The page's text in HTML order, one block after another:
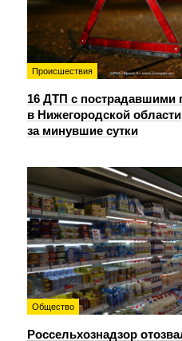
Происшествия
16 ДТП с пострадавшими
в Нижегородской области
за минувшие сутки
Общество
Россельхознадзор